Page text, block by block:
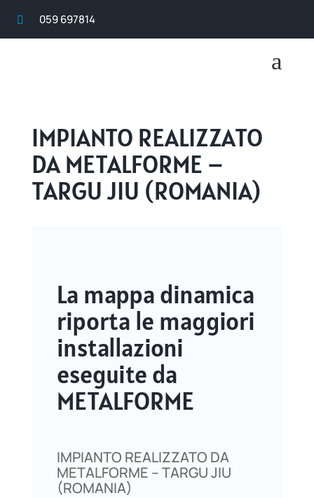
 059 697814
a
IMPIANTO REALIZZATO
DA METALFORME –
TARGU JIU (ROMANIA)
La mappa dinamica
riporta le maggiori
installazioni
eseguite da
METALFORME
IMPIANTO REALIZZATO DA
METALFORME – TARGU JIU
(ROMANIA)